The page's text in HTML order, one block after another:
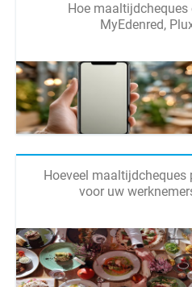
Hoe
MyEdenred,
Hoeveel maaltijdcheques
voor uw